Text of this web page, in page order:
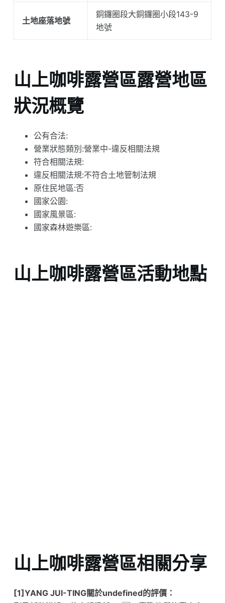
土地座落地號
銅鑼圈段大銅鑼圈小段143-9
地號
山上咖啡露營區露營地區
狀況概覽
公有合法:
營業狀態類別:營業中-違反相關法規
符合相關法規:
違反相關法規:不符合土地管制法規
原住民地區:否
國家公園:
國家風景區:
國家森林遊樂區:
山上咖啡露營區活動地點
山上咖啡露營區相關分享
[1]YANG JUI-TING關於undefined的評價：